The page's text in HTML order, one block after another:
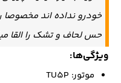
خودرو نداده اند
حس لحاف و تشک را القا
ویژگی‌ها:
موتور: TU5P